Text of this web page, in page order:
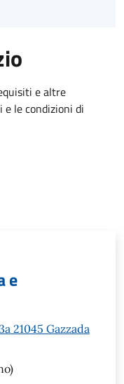
e altre
le condizioni di
e
21045 Gazzada